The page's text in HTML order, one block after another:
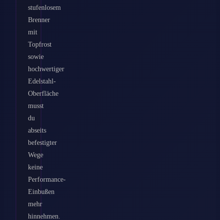
stufenlosem
Brenner
mit
Topfrost
sowie
hochwertiger
Edelstahl-
Oberfläche
musst
du
abseits
befestigter
Wege
keine
Performance-
Einbußen
mehr
hinnehmen.